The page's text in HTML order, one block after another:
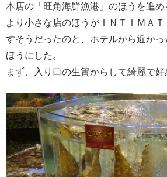
本店の「旺角海鮮漁港」のほうを進
より小さな店のほうがＩＮＴＩＭＡ
すそうだったのと、ホテルから近か
ほうにした。
まず、入り口の生簀からして綺麗で好